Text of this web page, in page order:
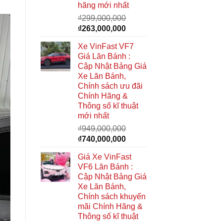
hãng mới nhất
₫299,000,000
Giá
là:
₫299,000,000.
₫263,000,000Giá
tại
là:
₫263,000,000.
Xe VinFast VF7
Giá Lăn Bánh :
Cập Nhật Bảng Giá
Xe Lăn Bánh,
Chính sách ưu đãi
Chính Hãng &
Thông số kĩ thuật
mới nhất
₫949,000,000
Giá
là:
₫949,000,000.
₫740,000,000Giá
tại
là:
₫740,000,000.
Giá Xe VinFast
VF6 Lăn Bánh :
Cập Nhật Bảng Giá
Xe Lăn Bánh,
Chính sách khuyến
mãi Chính Hãng &
Thông số kĩ thuật